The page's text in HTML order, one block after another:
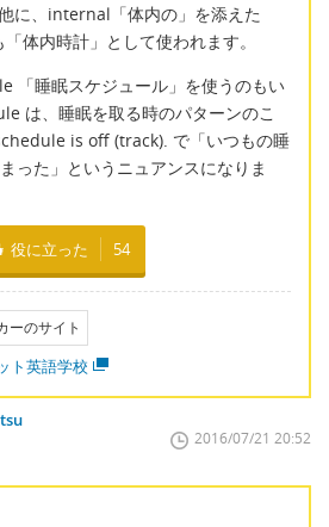
に、internal「体内の」を添えた
体内時計」として使われます。
「睡眠スケジュール」を使うのもい
は、睡眠を取る時のパターンのこ
is off (track). で「いつもの睡
った」というニュアンスになりま
役に立った 54
ーのサイト
ト英語学校
2016/07/21 20:52